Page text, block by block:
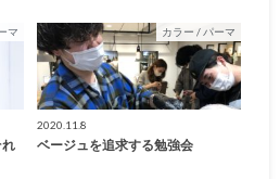
マ カラー / パーマ
2020.11.8
ベージュを追求する勉強会